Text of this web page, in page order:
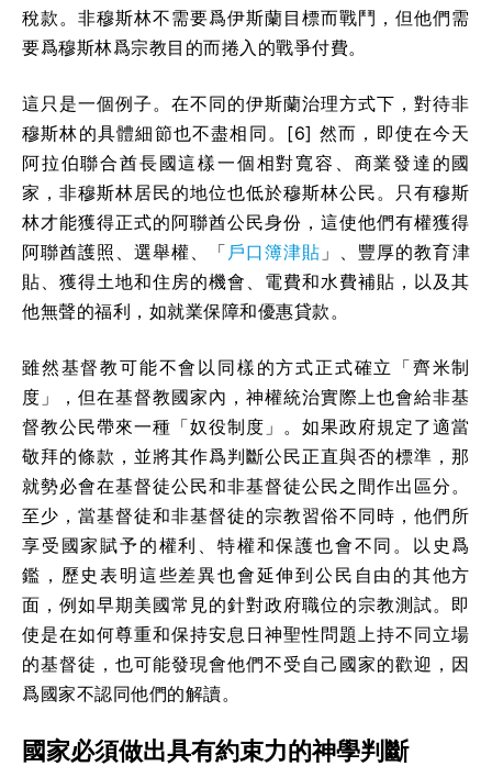
稅款。非穆斯林不需要爲伊斯蘭目標而戰鬥，但他們需
要爲穆斯林爲宗教目的而捲入的戰爭付費。
這只是一個例子。在不同的伊斯蘭治理方式下，對待非
穆斯林的具體細節也不盡相同。[6] 然而，即使在今天
阿拉伯聯合酋長國這樣一個相對寬容、商業發達的國
家，非穆斯林居民的地位也低於穆斯林公民。只有穆斯
林才能獲得正式的阿聯酋公民身份，這使他們有權獲得
阿聯酋護照、選舉權、「 戶口簿津貼 」、豐厚的教育津
貼、獲得土地和住房的機會、電費和水費補貼，以及其
他無聲的福利，如就業保障和優惠貸款。
雖然基督教可能不會以同樣的方式正式確立「齊米制
度」，但在基督教國家內，神權統治實際上也會給非基
督教公民帶來一種「奴役制度」。如果政府規定了適當
敬拜的條款，並將其作爲判斷公民正直與否的標準，那
就勢必會在基督徒公民和非基督徒公民之間作出區分。
至少，當基督徒和非基督徒的宗教習俗不同時，他們所
享受國家賦予的權利、特權和保護也會不同。以史爲
鑑，歷史表明這些差異也會延伸到公民自由的其他方
面，例如早期美國常見的針對政府職位的宗教測試。即
使是在如何尊重和保持安息日神聖性問題上持不同立場
的基督徒，也可能發現會他們不受自己國家的歡迎，因
爲國家不認同他們的解讀。
國家必須做出具有約束力的神學判斷